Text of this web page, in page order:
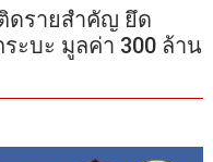
ดรายสำคัญ ยึด
ะบะ มูลค่า 300 ล้าน